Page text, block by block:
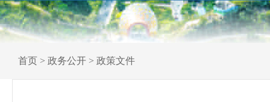
首页 > 政务公开 > 政策文件